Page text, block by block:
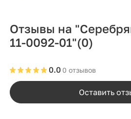
Отзывы на
11-0092-01"(0)
0 отзывов
0.0
Оставить